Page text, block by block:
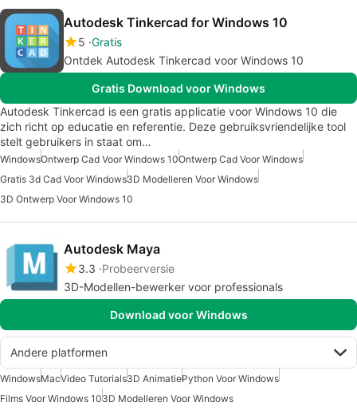
Autodesk Tinkercad for Windows 10
5 Gratis
Ontdek Autodesk Tinkercad voor Windows 10
Gratis Download voor Windows
Autodesk Tinkercad is een gratis applicatie voor Windows 10 die
zich richt op educatie en referentie. Deze gebruiksvriendelijke tool
stelt gebruikers in staat om…
WindowsOntwerp Cad Voor Windows 10Ontwerp Cad Voor Windows
Gratis 3d Cad Voor Windows3D Modelleren Voor Windows
3D Ontwerp Voor Windows 10
Autodesk Maya
3.3 Probeerversie
3D-Modellen-bewerker voor professionals
Download voor Windows
Andere platformen
WindowsMacVideo Tutorials3D AnimatiePython Voor Windows
Films Voor Windows 103D Modelleren Voor Windows